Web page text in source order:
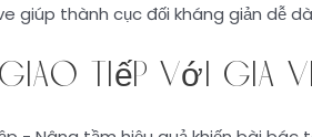
giúp thành cục đối kháng giản dễ
tiếp với giá